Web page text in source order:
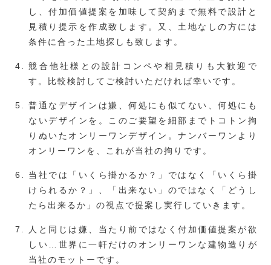
し、付加価値提案を加味して契約まで無料で設計と
見積り提示を作成致します。又、土地なしの方には
条件に合った土地探しも致します。
競合他社様との設計コンペや相見積りも大歓迎で
す。比較検討してご検討いただければ幸いです。
普通なデザインは嫌、何処にも似てない、何処にも
ないデザインを。このご要望を細部までトコトン拘
りぬいたオンリーワンデザイン。ナンバーワンより
オンリーワンを、これが当社の拘りです。
当社では「いくら掛かるか？」ではなく「いくら掛
けられるか？」、「出来ない」のではなく「どうし
たら出来るか」の視点で提案し実行していきます。
人と同じは嫌、当たり前ではなく付加価値提案が欲
しい…世界に一軒だけのオンリーワンな建物造りが
当社のモットーです。